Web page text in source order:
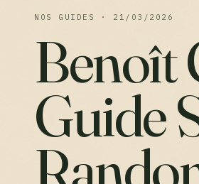
NOS GUIDES · 21/03/2026
Benoît
Guide